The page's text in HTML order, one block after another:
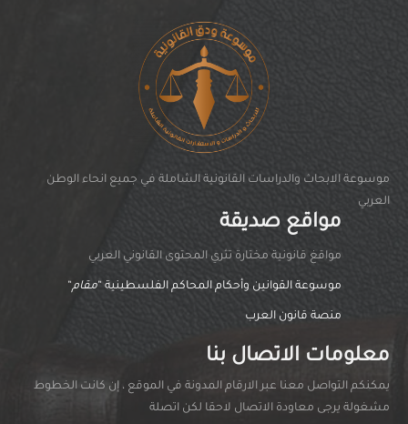
موسوعة الابحاث والدراسات القانونية الشاملة في جميع انحاء الوطن
العربي
مواقع صديقة
مواقغ قانونية مختارة تثري المحتوى القانوني العربي
موسوعة القوانين وأحكام المحاكم الفلسطينية “مقام“
منصة قانون العرب
معلومات الاتصال بنا
يمكنكم التواصل معنا عبر الارقام المدونة في الموقع ، إن كانت الخطوط
مشغولة يرجى معاودة الاتصال لاحقا لكن اتصلة